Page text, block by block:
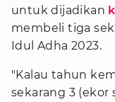
untuk dijadikan
membeli tiga
Idul Adha 2023.
"Kalau tahun
sekarang 3 (ekor